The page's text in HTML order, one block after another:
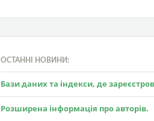
ОСТАННІ НОВИНИ:
Бази даних та індекси, де
Розширена інформація про авторів.